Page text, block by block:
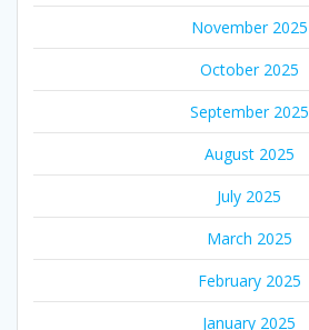
November 2025
October 2025
September 2025
August 2025
July 2025
March 2025
February 2025
January 2025